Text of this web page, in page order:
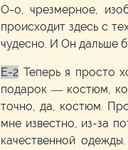
О-о, чрезмерное,
происходит здесь с
чудесно. И Он дальше
E-2 Теперь я просто
подарок — костюм,
точно, да, костюм.
мне известно, из-за
качественной